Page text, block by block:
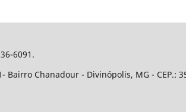
6091.
Bairro Chanadour - Divinópolis, MG - CEP.: